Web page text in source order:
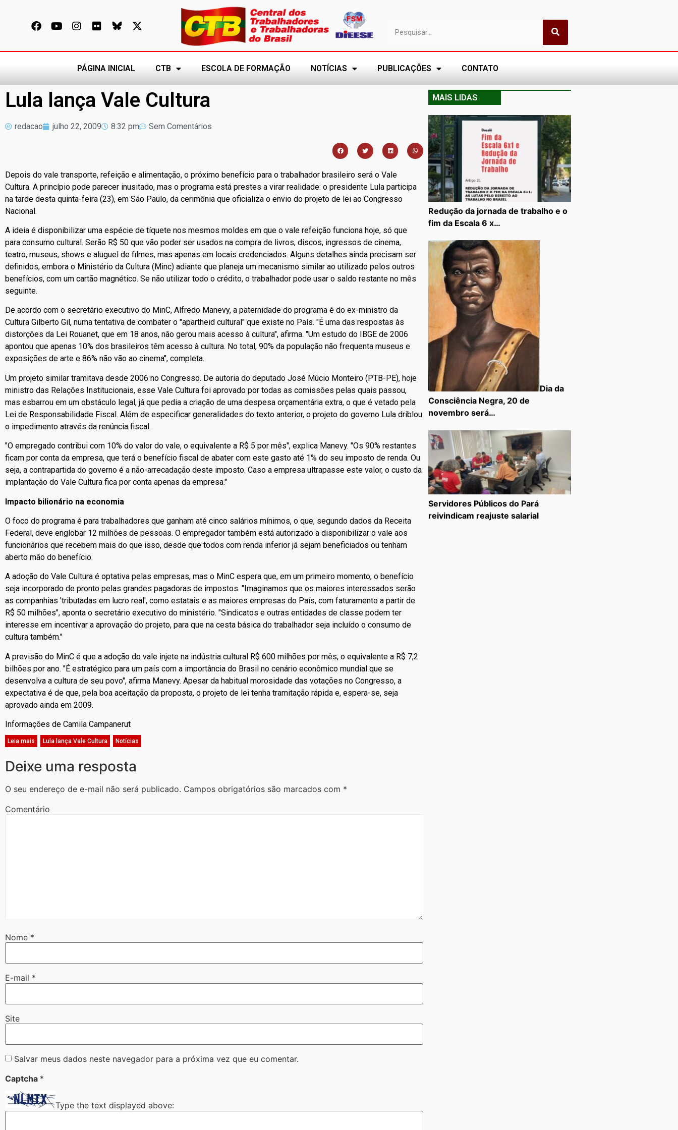
PÁGINA INICIAL CTB ESCOLA DE FORMAÇÃO NOTÍCIAS PUBLICAÇÕES CONTATO
Lula lança Vale Cultura
redacao julho 22, 2009 8:32 pm Sem Comentários
Depois do vale transporte, refeição e alimentação, o próximo benefício para o trabalhador brasileiro será o Vale
Cultura. A princípio pode parecer inusitado, mas o programa está prestes a virar realidade: o presidente Lula participa
na tarde desta quinta-feira (23), em São Paulo, da cerimônia que oficializa o envio do projeto de lei ao Congresso
Nacional.
A ideia é disponibilizar uma espécie de tíquete nos mesmos moldes em que o vale refeição funciona hoje, só que
para consumo cultural. Serão R$ 50 que vão poder ser usados na compra de livros, discos, ingressos de cinema,
teatro, museus, shows e aluguel de filmes, mas apenas em locais credenciados. Alguns detalhes ainda precisam ser
definidos, embora o Ministério da Cultura (Minc) adiante que planeja um mecanismo similar ao utilizado pelos outros
benefícios, com um cartão magnético. Se não utilizar todo o crédito, o trabalhador pode usar o saldo restante no mês
seguinte.
De acordo com o secretário executivo do MinC, Alfredo Manevy, a paternidade do programa é do ex-ministro da
Cultura Gilberto Gil, numa tentativa de combater o "apartheid cultural" que existe no País. "É uma das respostas às
distorções da Lei Rouanet, que em 18 anos, não gerou mais acesso à cultura", afirma. "Um estudo do IBGE de 2006
apontou que apenas 10% dos brasileiros têm acesso à cultura. No total, 90% da população não frequenta museus e
exposições de arte e 86% não vão ao cinema", completa.
Um projeto similar tramitava desde 2006 no Congresso. De autoria do deputado José Múcio Monteiro (PTB-PE), hoje
ministro das Relações Institucionais, esse Vale Cultura foi aprovado por todas as comissões pelas quais passou,
mas esbarrou em um obstáculo legal, já que pedia a criação de uma despesa orçamentária extra, o que é vetado pela
Lei de Responsabilidade Fiscal. Além de especificar generalidades do texto anterior, o projeto do governo Lula driblou
o impedimento através da renúncia fiscal.
"O empregado contribui com 10% do valor do vale, o equivalente a R$ 5 por mês", explica Manevy. "Os 90% restantes
ficam por conta da empresa, que terá o benefício fiscal de abater com este gasto até 1% do seu imposto de renda. Ou
seja, a contrapartida do governo é a não-arrecadação deste imposto. Caso a empresa ultrapasse este valor, o custo da
implantação do Vale Cultura fica por conta apenas da empresa."
Impacto bilionário na economia
O foco do programa é para trabalhadores que ganham até cinco salários mínimos, o que, segundo dados da Receita
Federal, deve englobar 12 milhões de pessoas. O empregador também está autorizado a disponibilizar o vale aos
funcionários que recebem mais do que isso, desde que todos com renda inferior já sejam beneficiados ou tenham
aberto mão do benefício.
A adoção do Vale Cultura é optativa pelas empresas, mas o MinC espera que, em um primeiro momento, o benefício
seja incorporado de pronto pelas grandes pagadoras de impostos. "Imaginamos que os maiores interessados serão
as companhias 'tributadas em lucro real', como estatais e as maiores empresas do País, com faturamento a partir de
R$ 50 milhões", aponta o secretário executivo do ministério. "Sindicatos e outras entidades de classe podem ter
interesse em incentivar a aprovação do projeto, para que na cesta básica do trabalhador seja incluído o consumo de
cultura também."
A previsão do MinC é que a adoção do vale injete na indústria cultural R$ 600 milhões por mês, o equivalente a R$ 7,2
bilhões por ano. "É estratégico para um país com a importância do Brasil no cenário econômico mundial que se
desenvolva a cultura de seu povo", afirma Manevy. Apesar da habitual morosidade das votações no Congresso, a
expectativa é de que, pela boa aceitação da proposta, o projeto de lei tenha tramitação rápida e, espera-se, seja
aprovado ainda em 2009.
Informações de Camila Campanerut
Leia mais Lula lança Vale Cultura Notícias
Deixe uma resposta
O seu endereço de e-mail não será publicado. Campos obrigatórios são marcados com *
Comentário
Nome *
E-mail *
Site
Salvar meus dados neste navegador para a próxima vez que eu comentar.
Captcha *
Type the text displayed above:
MAIS LIDAS
Redução da jornada de trabalho e o
fim da Escala 6 x…
Dia da
Consciência Negra, 20 de
novembro será…
Servidores Públicos do Pará
reivindicam reajuste salarial